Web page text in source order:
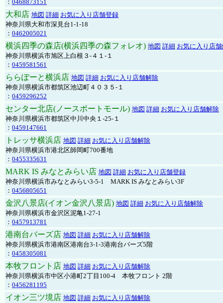
： 0468873151
大和店 地図 詳細 お気に入り店舗登録
神奈川県大和市深見台1-1-18
： 0462005021
横浜四季の森店(横浜四季の森フォレオ) 地図 詳細 お気に入り店
神奈川県横浜市旭区上白根３-４１-１
： 0459581561
ららぽーと横浜店 地図 詳細 お気に入り店舗解除
神奈川県横浜市都筑区池辺町４０３５-１
： 0459296252
センター北店(ノースポートモール) 地図 詳細 お気に入り店舗解除
神奈川県横浜市都筑区中川中央１-25-１
： 0459147661
トレッサ横浜店 地図 詳細 お気に入り店舗解除
神奈川県横浜市港北区師岡町700番地
： 0455335631
MARK IS みなとみらい店 地図 詳細 お気に入り店舗登録
神奈川県横浜市みなとみらい3-5-1 MARK IS みなとみらい3F
： 0456805651
金沢八景店(イオン金沢八景店) 地図 詳細 お気に入り店舗解除
神奈川県横浜市金沢区泥亀1-27-1
： 0457913781
港南台バーズ店 地図 詳細 お気に入り店舗解除
神奈川県横浜市港南区港南台3-1-3港南台バーズ5階
： 0458305081
本牧フロント店 地図 詳細 お気に入り店舗解除
神奈川県横浜市中区小港町2丁目100-4 本牧フロント 2階
： 0456281195
イオン三ツ境店 地図 詳細 お気に入り店舗解除